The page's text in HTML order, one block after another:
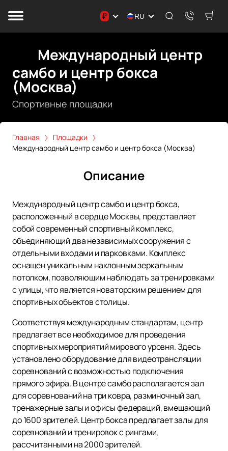
₽ RU
Международный центр
самбо и центр бокса
(Москва)
Спортивные площадки
Главная
Площадки
Международный центр самбо и центр бокса (Москва)
Описание
Международный центр самбо и центр бокса,
расположенный в сердце Москвы, представляет
собой современный спортивный комплекс,
объединяющий два независимых сооружения с
отдельными входами и парковками. Комплекс
оснащен уникальным наклонным зеркальным
потолком, позволяющим наблюдать за тренировками
с улицы, что является новаторским решением для
спортивных объектов столицы.
Соответствуя международным стандартам, центр
предлагает все необходимое для проведения
спортивных мероприятий мирового уровня. Здесь
установлено оборудование для видеотрансляции
соревнований с возможностью подключения
прямого эфира. В центре самбо располагается зал
для соревнований на три ковра, разминочный зал,
тренажерные залы и офисы федераций, вмещающий
до 1600 зрителей. Центр бокса предлагает залы для
соревнований и тренировок с рингами,
рассчитанными на 2000 зрителей.